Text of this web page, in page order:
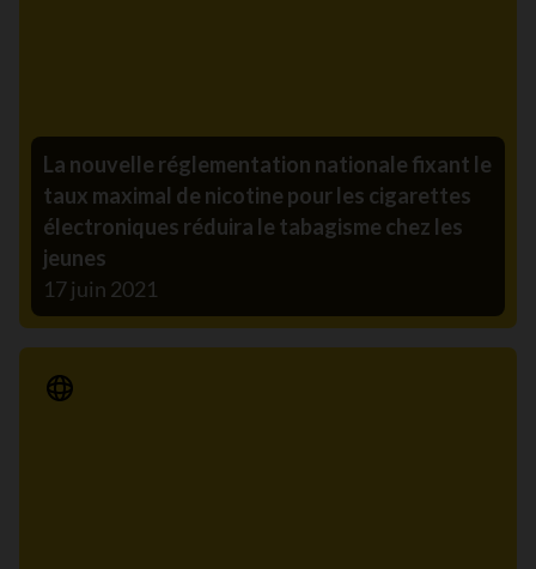
La nouvelle réglementation nationale fixant le
taux maximal de nicotine pour les cigarettes
électroniques réduira le tabagisme chez les
jeunes
17 juin 2021
Communiqué de presse